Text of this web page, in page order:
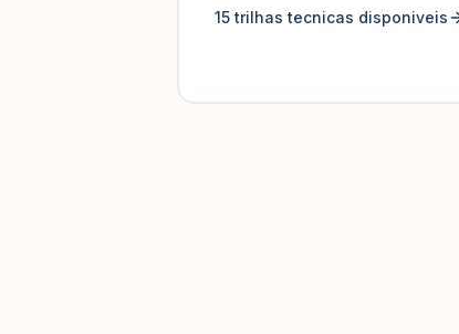
15 trilhas tecnicas disponiveis